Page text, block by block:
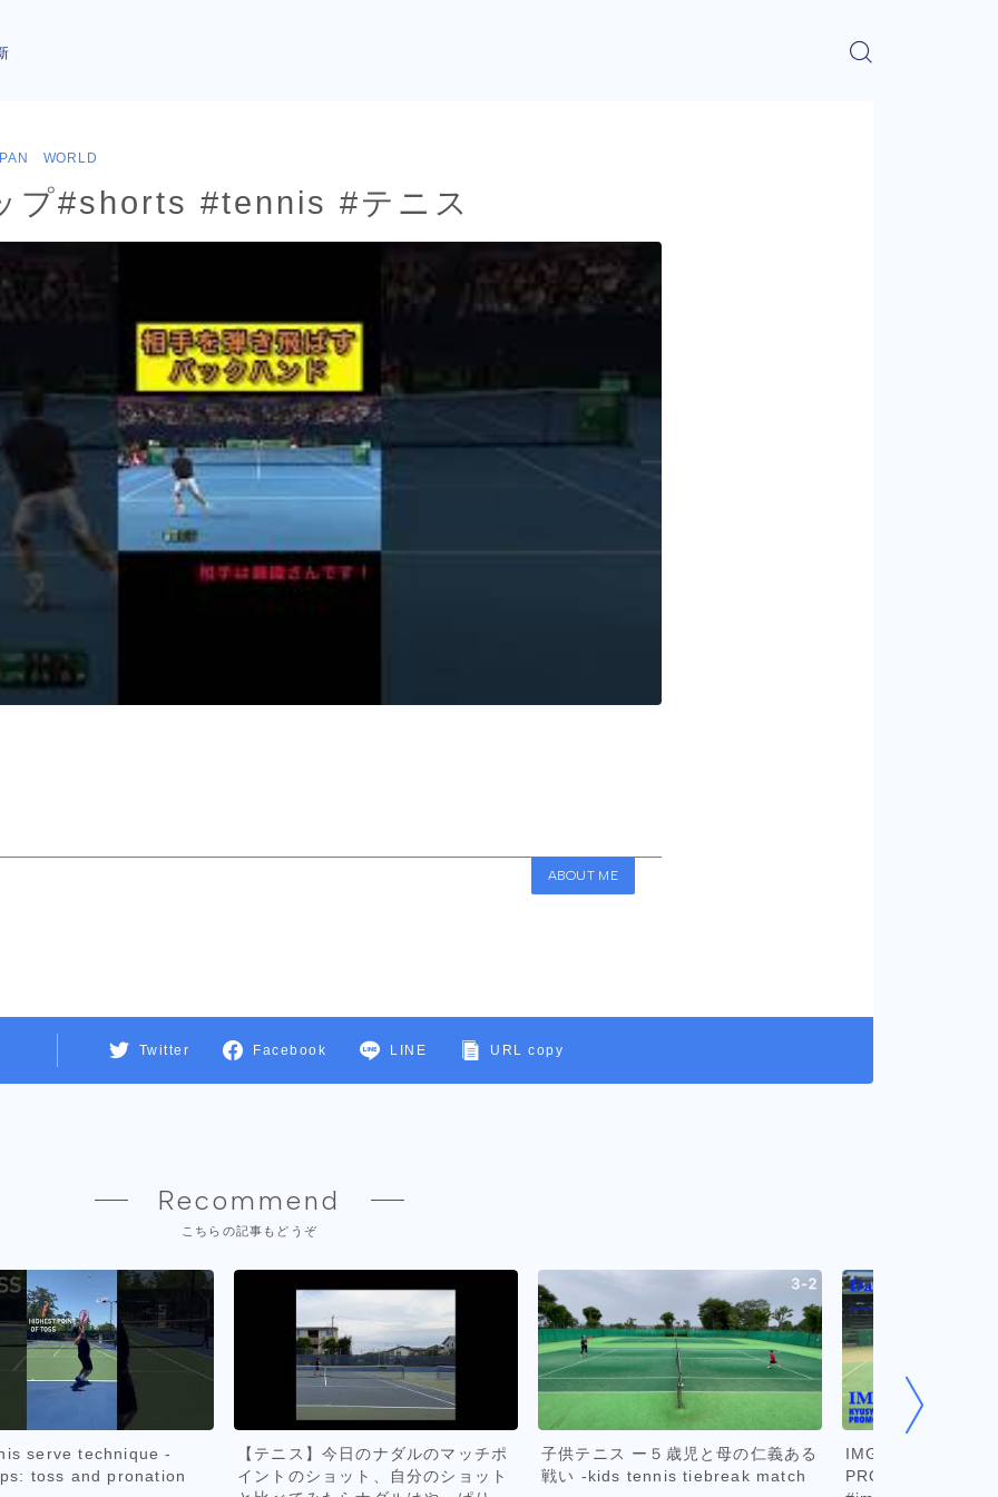
WORLD
プ#shorts #tennis #テニス
ABOUT ME
Twitter Facebook LINE URL copy
Recommend
こちらの記事もどうぞ
serve technique -
toss and pronation
【テニス】今日のナダルのマッチポ
イントのショット、自分のショット
子供テニス ー５歳児と母の仁義ある
戦い -kids tennis tiebreak match
IMG Academy
PROMOTIONAL